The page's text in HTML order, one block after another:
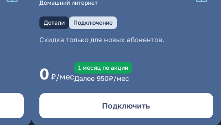
Домашний интернет
Детали Подключение
Скидка только для новых абонентов.
0 ₽/мес
1 месяц по акции
Далее 950₽/мес
Подключить